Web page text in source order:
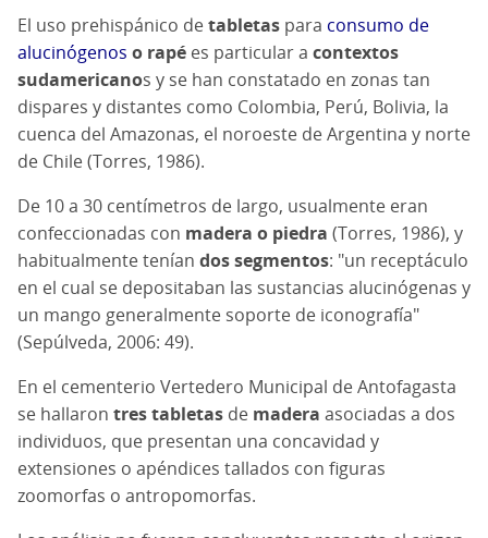
El uso prehispánico detabletas para consumo de
alucinógenos o rapé es particular a contextos
sudamericanos y se han constatado en zonas tan
dispares y distantes como Colombia, Perú, Bolivia, la
cuenca del Amazonas, el noroeste de Argentina y norte
de Chile (Torres, 1986).
De 10 a 30 centímetros de largo, usualmente eran
confeccionadas con madera o piedra (Torres, 1986), y
habitualmente tenían dos segmentos: "un receptáculo
en el cual se depositaban las sustancias alucinógenas y
un mango generalmente soporte de iconografía"
(Sepúlveda, 2006: 49).
En el cementerio Vertedero Municipal de Antofagasta
se hallaron tres tabletas de madera asociadas a dos
individuos, que presentan una concavidad y
extensiones o apéndices tallados con figuras
zoomorfas o antropomorfas.